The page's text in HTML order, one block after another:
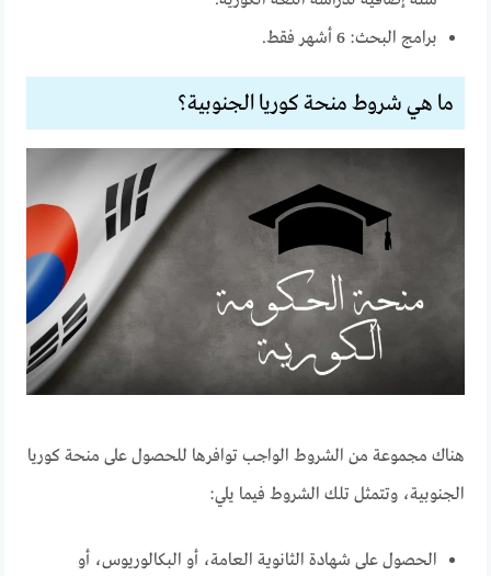
برامج البحث: 6 أشهر فقط.
ما هي شروط منحة كوريا الجنوبية؟
هناك مجموعة من الشروط الواجب توافرها للحصول على منحة كوريا
الجنوبية، وتتمثل تلك الشروط فيما يلي:
الحصول على شهادة الثانوية العامة، أو البكالوريوس، أو